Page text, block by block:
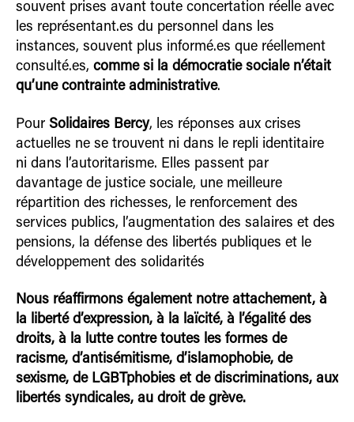
souvent prises avant toute concertation réelle avec
les représentant.es du personnel dans les
instances, souvent plus informé.es que réellement
consulté.es, comme si la démocratie sociale n’était
qu’une contrainte administrative.
Pour Solidaires Bercy, les réponses aux crises
actuelles ne se trouvent ni dans le repli identitaire
ni dans l’autoritarisme. Elles passent par
davantage de justice sociale, une meilleure
répartition des richesses, le renforcement des
services publics, l’augmentation des salaires et des
pensions, la défense des libertés publiques et le
développement des solidarités
Nous réaffirmons également notre attachement, à
la liberté d’expression, à la laïcité, à l’égalité des
droits, à la lutte contre toutes les formes de
racisme, d’antisémitisme, d’islamophobie, de
sexisme, de LGBTphobies et de discriminations, aux
libertés syndicales, au droit de grève.